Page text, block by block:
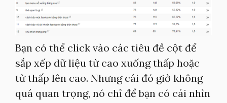
Bạn có thể click vào các tiêu đề cột để
sắp xếp dữ liệu từ cao xuống thấp hoặc
từ thấp lên cao. Nhưng cái đó giờ không
quá quan trọng, nó chỉ để bạn có cái nhìn